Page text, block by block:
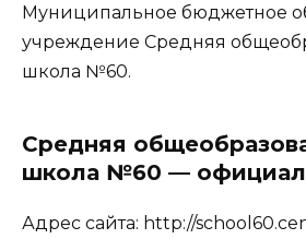
Муниципальное бюджетное
учреждение Средняя
школа №60.
Средняя
школа №60 —
Адрес сайта: http://